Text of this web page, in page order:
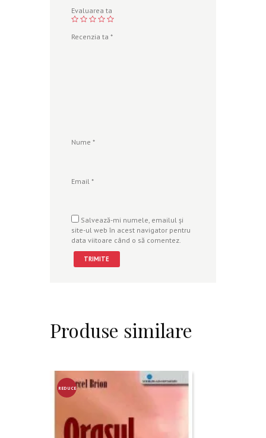
Evaluarea ta
Recenzia ta *
Nume *
Email *
Salvează-mi numele, emailul și
site-ul web în acest navigator pentru
data viitoare când o să comentez.
Produse similare
REDUCE